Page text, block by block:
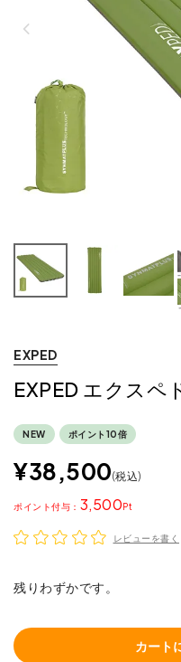
EXPED
EXPED エクスペ
NEW ポイント10倍
¥38,500 税込
3,500
ポイント
レビューを書く
残りわずかです。
カート